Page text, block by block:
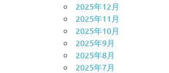
2025年12月
2025年11月
2025年10月
2025年9月
2025年8月
2025年7月